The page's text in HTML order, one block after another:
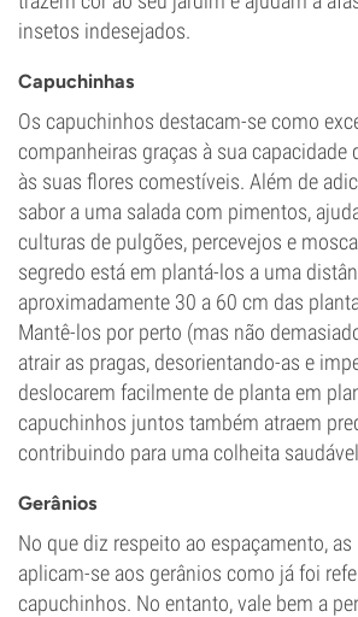
insetos indesejados.
Capuchinhas
Os capuchinhos destacam-se como
companheiras graças à sua capacidade
às suas flores comestíveis. Além de
sabor a uma salada com pimentos,
culturas de pulgões, percevejos e
segredo está em plantá-los a uma
aproximadamente 30 a 60 cm das
Mantê-los por perto (mas não
atrair as pragas, desorientando-as e
deslocarem facilmente de planta em
capuchinhos juntos também atraem
contribuindo para uma colheita
Gerânios
No que diz respeito ao espaçamento,
aplicam-se aos gerânios como já foi
capuchinhos. No entanto, vale bem a